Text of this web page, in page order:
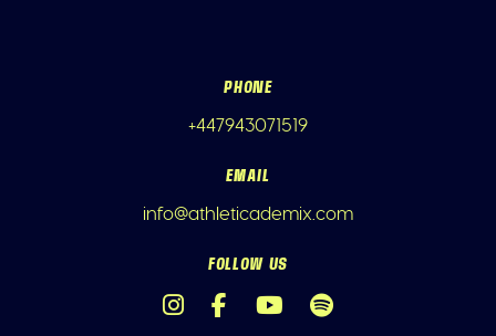
PHONE
+447943071519
EMAIL
info@athleticademix.com
FOLLOW US